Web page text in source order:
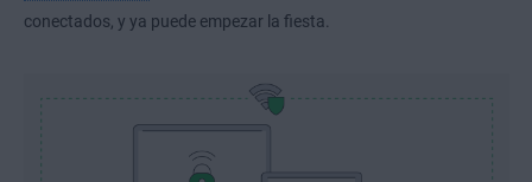
conectados, y ya puede empezar la fiesta.